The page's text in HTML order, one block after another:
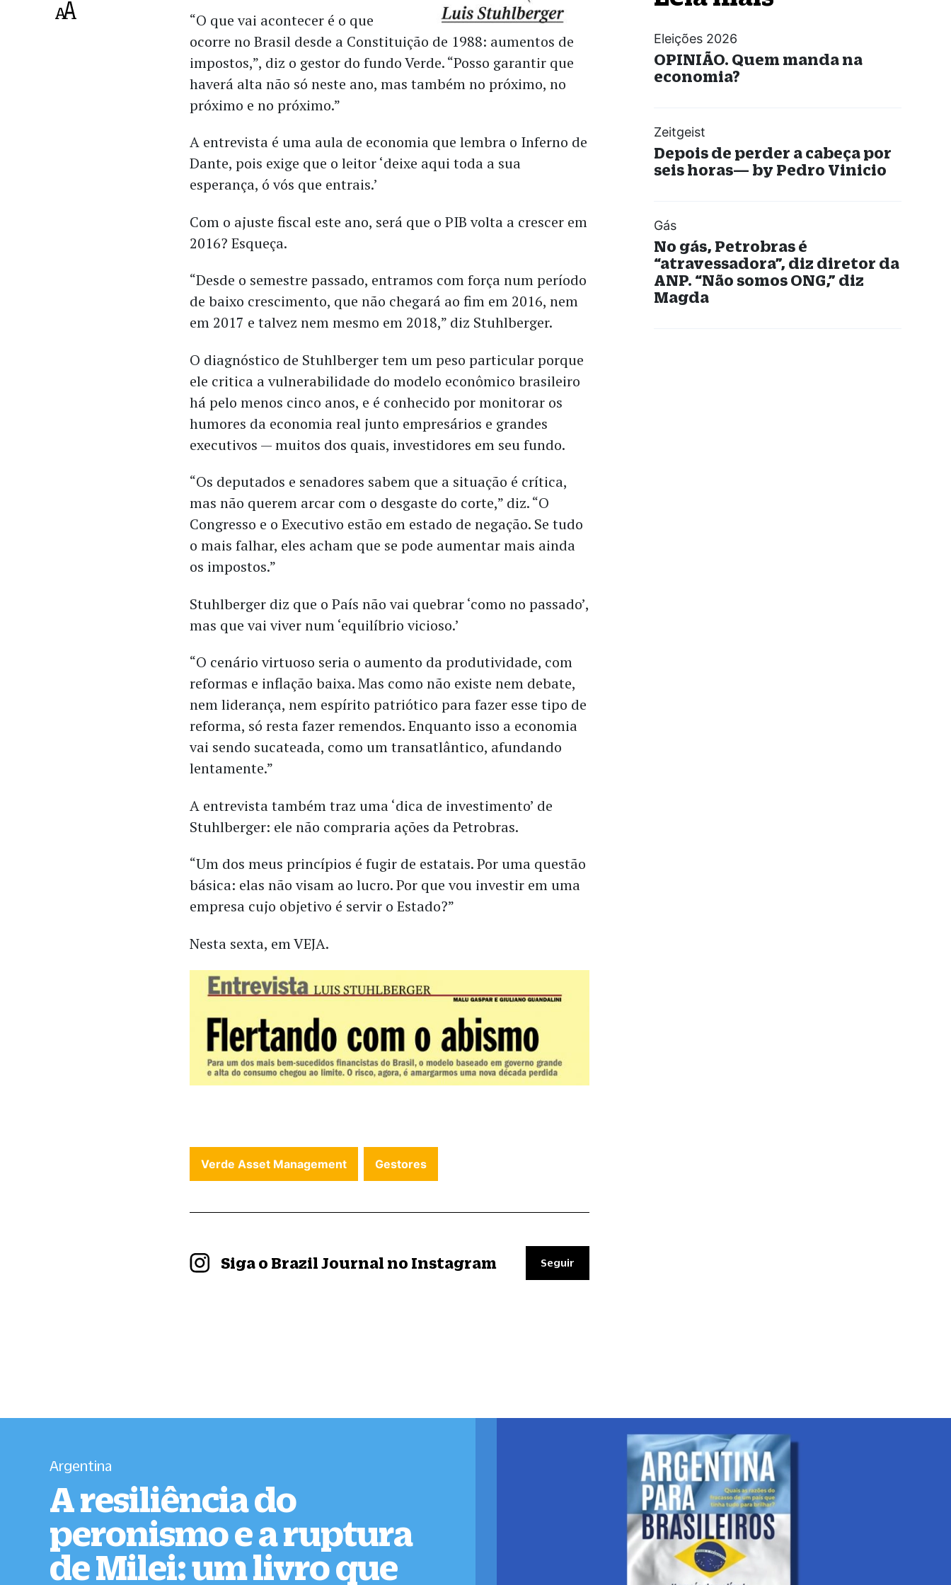
“O que vai acontecer é o que
ocorre no Brasil desde a Constituição de 1988: aumentos de
impostos,”, diz o gestor do fundo Verde. “Posso garantir que
haverá alta não só neste ano, mas também no próximo, no
próximo e no próximo.”
A entrevista é uma aula de economia que lembra o Inferno de
Dante, pois exige que o leitor ‘deixe aqui toda a sua
esperança, ó vós que entrais.’
Com o ajuste fiscal este ano, será que o PIB volta a crescer em
2016? Esqueça.
“Desde o semestre passado, entramos com força num período
de baixo crescimento, que não chegará ao fim em 2016, nem
em 2017 e talvez nem mesmo em 2018,” diz Stuhlberger.
O diagnóstico de Stuhlberger tem um peso particular porque
ele critica a vulnerabilidade do modelo econômico brasileiro
há pelo menos cinco anos, e é conhecido por monitorar os
humores da economia real junto empresários e grandes
executivos — muitos dos quais, investidores em seu fundo.
“Os deputados e senadores sabem que a situação é crítica,
mas não querem arcar com o desgaste do corte,” diz. “O
Congresso e o Executivo estão em estado de negação. Se tudo
o mais falhar, eles acham que se pode aumentar mais ainda
os impostos.”
Stuhlberger diz que o País não vai quebrar ‘como no passado’,
mas que vai viver num ‘equilíbrio vicioso.’
“O cenário virtuoso seria o aumento da produtividade, com
reformas e inflação baixa. Mas como não existe nem debate,
nem liderança, nem espírito patriótico para fazer esse tipo de
reforma, só resta fazer remendos. Enquanto isso a economia
vai sendo sucateada, como um transatlântico, afundando
lentamente.”
A entrevista também traz uma ‘dica de investimento’ de
Stuhlberger: ele não compraria ações da Petrobras.
“Um dos meus princípios é fugir de estatais. Por uma questão
básica: elas não visam ao lucro. Por que vou investir em uma
empresa cujo objetivo é servir o Estado?”
Nesta sexta, em VEJA.
Verde Asset Management Gestores
Siga o Brazil Journal no Instagram Seguir
Eleições 2026
OPINIÃO. Quem manda na
economia?
Zeitgeist
Depois de perder a cabeça por
seis horas— by Pedro Vinicio
Gás
No gás, Petrobras é
“atravessadora”, diz diretor da
ANP. “Não somos ONG,” diz
Magda
Argentina
A resiliência do
peronismo e a ruptura
de Milei: um livro que